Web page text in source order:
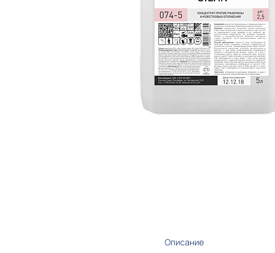
Описание